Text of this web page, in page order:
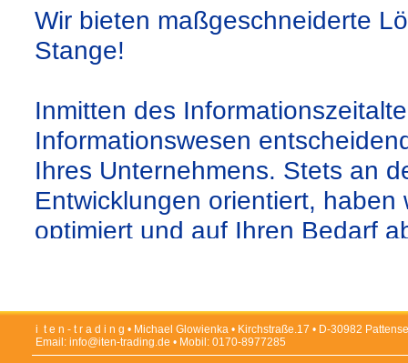
Wir bieten maßgeschneiderte
Stange!
Inmitten des
Informationswesen
Ihres Unternehmens. Stets an
Entwicklungen orientiert,
optimiert und auf Ihren Bedarf
Unser Beratungsangebot
i t e n - t r a d i n g • Michael Glowienka • Kirchstraße.17 • D-30982
Email: info@iten-trading.de • Mobil: 0170-8977285